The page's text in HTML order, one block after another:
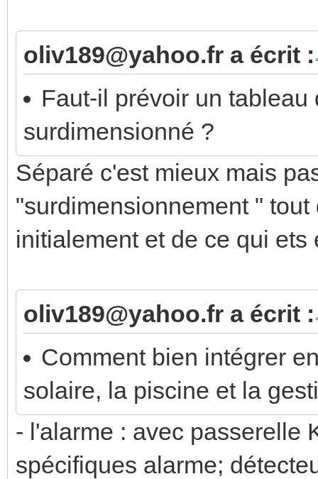
oliv189@yahoo.fr a écrit :
Faut-il prévoir un
surdimensionné ?
Séparé c'est mieux mais
"surdimensionnement "
initialement et de ce qui ets
oliv189@yahoo.fr a écrit :
Comment bien intégrer
solaire, la piscine et la
- l'alarme : avec passerelle
spécifiques alarme;